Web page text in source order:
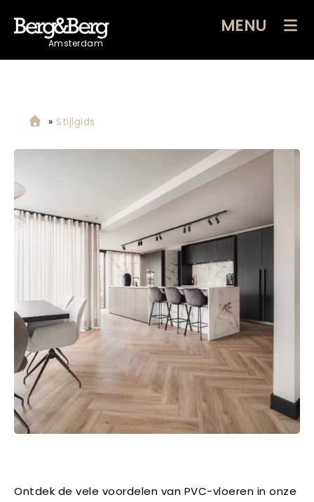
Amsterdam
MENU
» Stijlgids
Ontdek de vele voordelen van PVC-vloeren in onze